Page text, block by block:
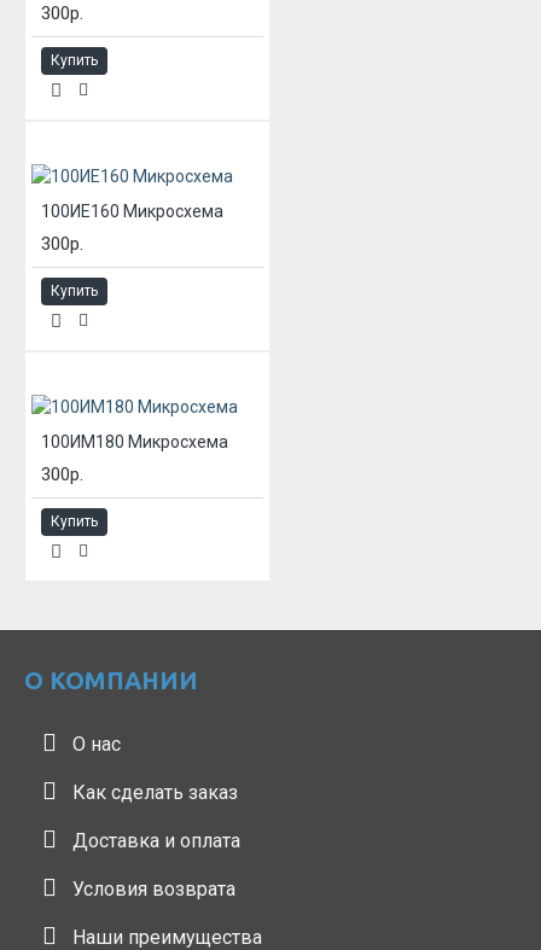
300р.
Купить
100ИЕ160 Микросхема
300р.
Купить
100ИМ180 Микросхема
300р.
Купить
О КОМПАНИИ
О нас
Как сделать заказ
Доставка и оплата
Условия возврата
Наши преимущества